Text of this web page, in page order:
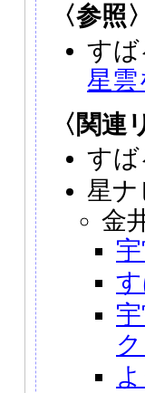
〈参照〉
すば
星雲
〈関連
すば
星ナ
金